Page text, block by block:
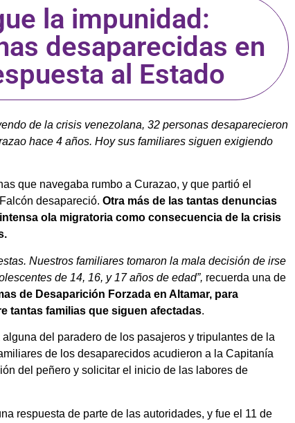
la impunidad:
desaparecidas en
al Estado
de la crisis venezolana, 32 personas desaparecieron
hace 4 años. Hoy sus familiares siguen exigiendo
que navegaba rumbo a Curazao, y que partió el
desapareció. Otra más de las tantas denuncias
ola migratoria como consecuencia de la crisis
Nuestros familiares tomaron la mala decisión de irse
de 14, 16, y 17 años de edad”, recuerda una de
de Desaparición Forzada en Altamar, para
tantas familias que siguen afectadas.
del paradero de los pasajeros y tripulantes de la
de los desaparecidos acudieron a la Capitanía
del peñero y solicitar el inicio de las labores de
respuesta de parte de las autoridades, y fue el 11 de